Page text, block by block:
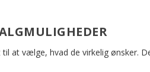
at vælge, hvad de virkelig ønsker.